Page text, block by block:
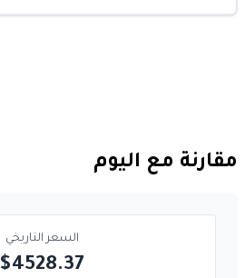
مقارنة مع اليوم
السعر التاريخي
$4528.37